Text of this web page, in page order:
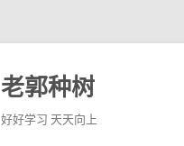
老郭种树
好好学习 天天向上